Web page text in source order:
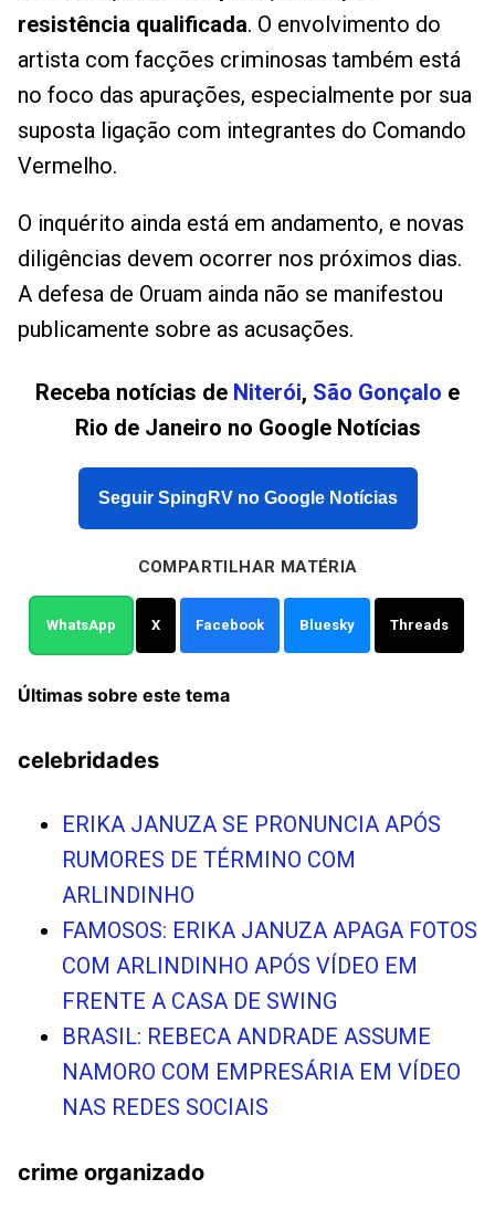
resistência qualificada. O envolvimento do
artista com facções criminosas também está
no foco das apurações, especialmente por sua
suposta ligação com integrantes do Comando
Vermelho.
O inquérito ainda está em andamento, e novas
diligências devem ocorrer nos próximos dias.
A defesa de Oruam ainda não se manifestou
publicamente sobre as acusações.
Receba notícias de Niterói, São Gonçalo e
Rio de Janeiro no Google Notícias
Seguir SpingRV no Google Notícias
COMPARTILHAR MATÉRIA
WhatsApp X Facebook Bluesky Threads
Últimas sobre este tema
celebridades
ERIKA JANUZA SE PRONUNCIA APÓS
RUMORES DE TÉRMINO COM
ARLINDINHO
FAMOSOS: ERIKA JANUZA APAGA FOTOS
COM ARLINDINHO APÓS VÍDEO EM
FRENTE A CASA DE SWING
BRASIL: REBECA ANDRADE ASSUME
NAMORO COM EMPRESÁRIA EM VÍDEO
NAS REDES SOCIAIS
crime organizado